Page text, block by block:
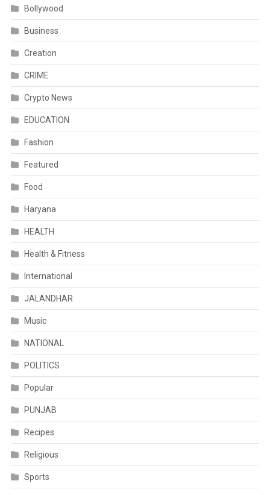
Bollywood
Business
Creation
CRIME
Crypto News
EDUCATION
Fashion
Featured
Food
Haryana
HEALTH
Health & Fitness
International
JALANDHAR
Music
NATIONAL
POLITICS
Popular
PUNJAB
Recipes
Religious
Sports